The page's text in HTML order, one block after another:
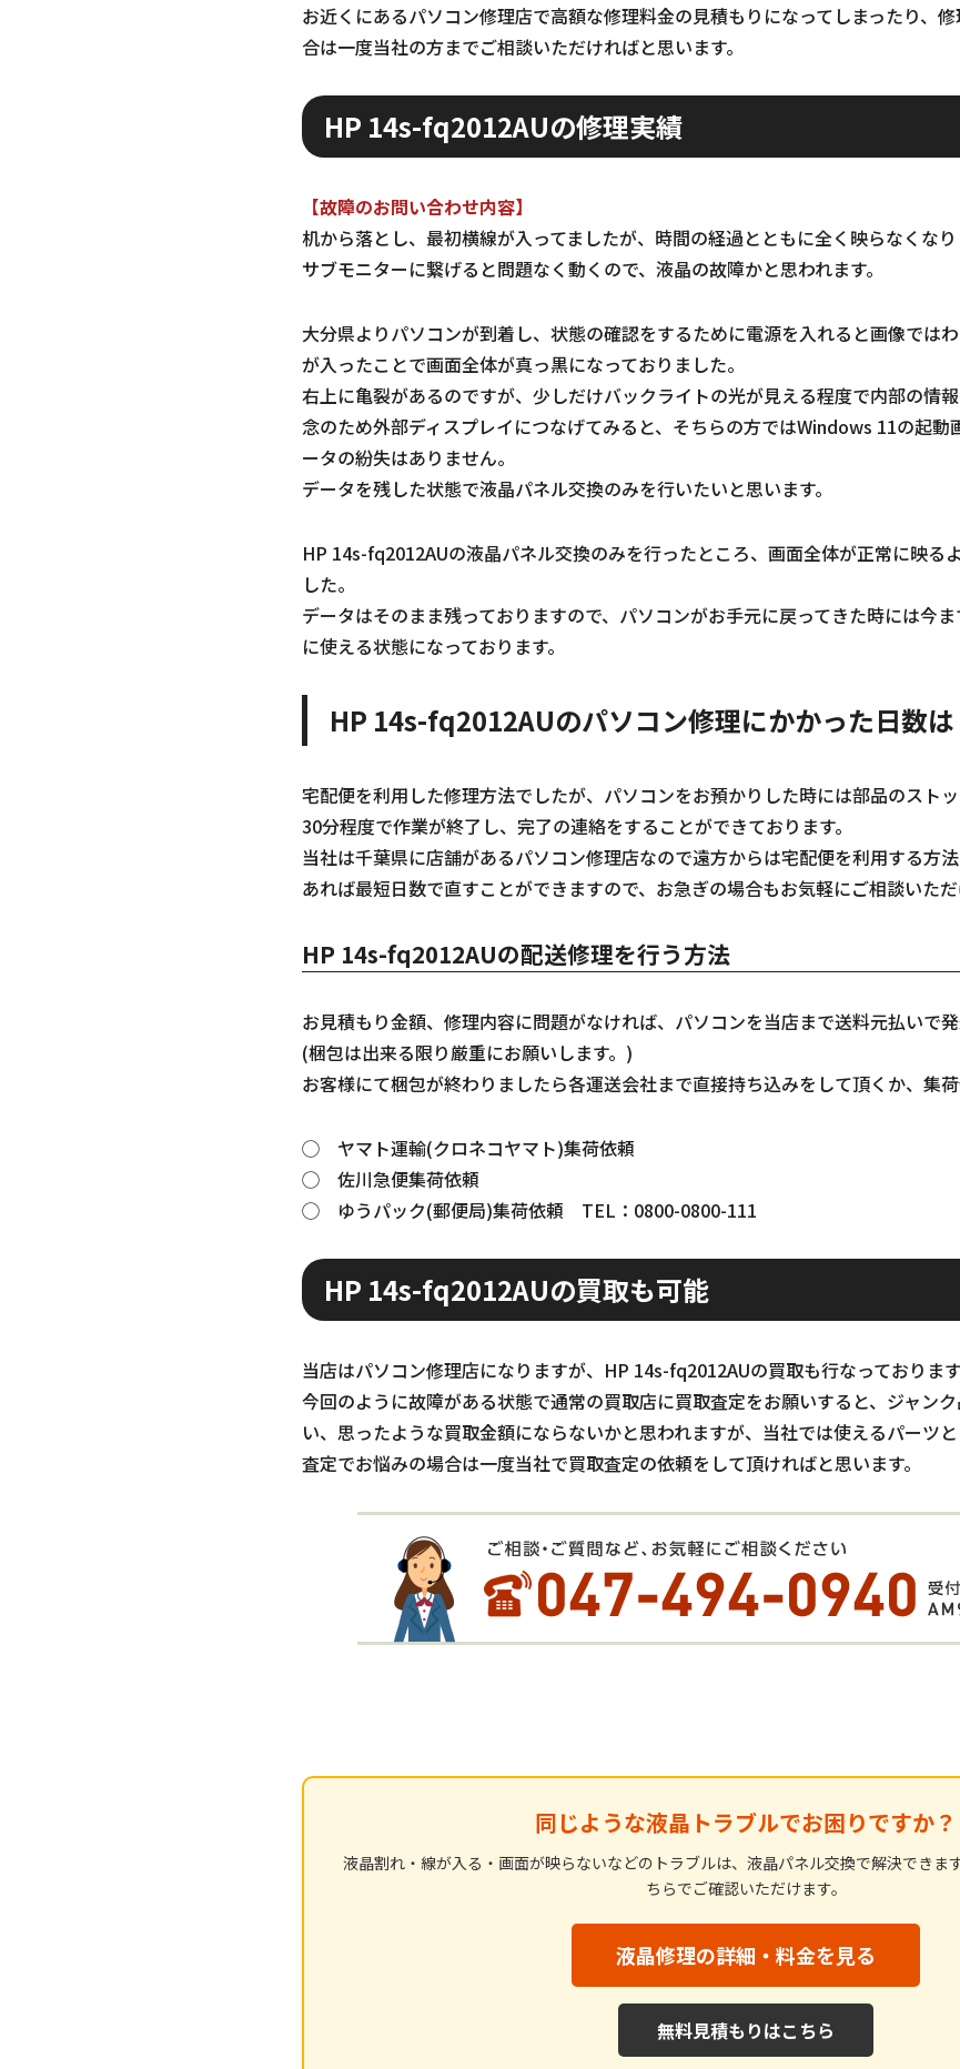
お近くにあるパソコン修理店で高額な修理料金の見積もりになってしまったり、
合は一度当社の方までご相談いただければと思います。
HP 14s-fq2012AUの修理実績
【故障のお問い合わせ内容】
机から落とし、最初横線が入ってましたが、時間の経過とともに全く映らなくなり
サブモニターに繋げると問題なく動くので、液晶の故障かと思われます。
大分県よりパソコンが到着し、状態の確認をするために電源を入れると画像では
が入ったことで画面全体が真っ黒になっておりました。
右上に亀裂があるのですが、少しだけバックライトの光が見える程度で内部の情報
念のため外部ディスプレイにつなげてみると、そちらの方ではWindows 11の起動
ータの紛失はありません。
データを残した状態で液晶パネル交換のみを行いたいと思います。
HP 14s-fq2012AUの液晶パネル交換のみを行ったところ、画面全体が正常に映る
した。
データはそのまま残っておりますので、パソコンがお手元に戻ってきた時には今
に使える状態になっております。
HP 14s-fq2012AUのパソコン修理にかかった日数は
宅配便を利用した修理方法でしたが、パソコンをお預かりした時には部品のスト
30分程度で作業が終了し、完了の連絡をすることができております。
当社は千葉県に店舗があるパソコン修理店なので遠方からは宅配便を利用する方
あれば最短日数で直すことができますので、お急ぎの場合もお気軽にご相談いただ
HP 14s-fq2012AUの配送修理を行う方法
お見積もり金額、修理内容に問題がなければ、パソコンを当店まで送料元払いで発
(梱包は出来る限り厳重にお願いします。)
お客様にて梱包が終わりましたら各運送会社まで直接持ち込みをして頂くか、集
◯ ヤマト運輸(クロネコヤマト)集荷依頼
◯ 佐川急便集荷依頼
◯ ゆうパック(郵便局)集荷依頼 TEL：0800-0800-111
HP 14s-fq2012AUの買取も可能
当店はパソコン修理店になりますが、HP 14s-fq2012AUの買取も行なっております
今回のように故障がある状態で通常の買取店に買取査定をお願いすると、ジャン
い、思ったような買取金額にならないかと思われますが、当社では使えるパーツ
査定でお悩みの場合は一度当社で買取査定の依頼をして頂ければと思います。
同じような液晶トラブルでお困りですか？
液晶割れ・線が入る・画面が映らないなどのトラブルは、液晶パネル交換で解決できま
ちらでご確認いただけます。
液晶修理の詳細・料金を見る
無料見積もりはこちら